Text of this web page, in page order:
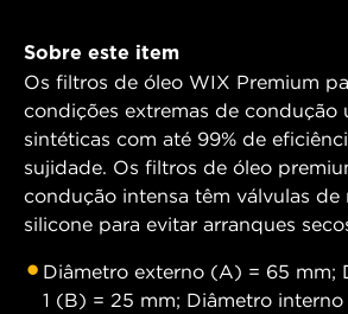
Sobre este item
Os filtros de óleo WIX Premium
condições extremas de condução
sintéticas com até 99% de
sujidade. Os filtros de óleo
condução intensa têm válvulas de
silicone para evitar arranques
Diâmetro externo (A) = 65 mm;
1 (B) = 25 mm; Diâmetro